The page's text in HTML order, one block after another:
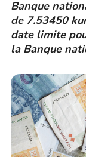
Banque
de 7.53450
date limite
la Banque